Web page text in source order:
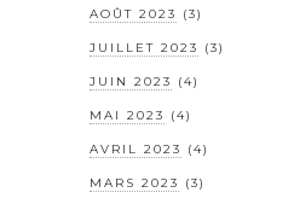
AOÛT 2023 (3)
JUILLET 2023 (3)
JUIN 2023 (4)
MAI 2023 (4)
AVRIL 2023 (4)
MARS 2023 (3)